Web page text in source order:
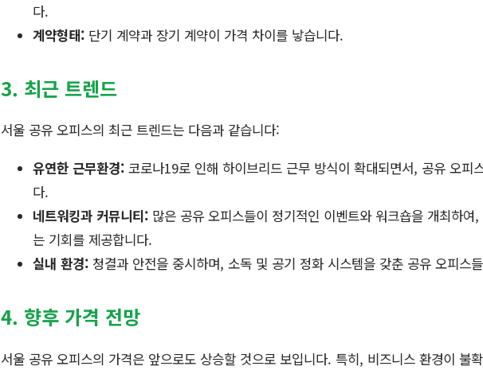
다.
계약형태: 단기 계약과 장기 계약이 가격 차이를 낳습니다.
3. 최근 트렌드
서울 공유 오피스의 최근 트렌드는 다음과 같습니다:
유연한 근무환경: 코로나19로 인해 하이브리드 근무 방식이 확대되면서, 공유 오피
다.
네트워킹과 커뮤니티: 많은 공유 오피스들이 정기적인 이벤트와 워크숍을 개최하
는 기회를 제공합니다.
실내 환경: 청결과 안전을 중시하며, 소독 및 공기 정화 시스템을 갖춘 공유 오피스
4. 향후 가격 전망
서울 공유 오피스의 가격은 앞으로도 상승할 것으로 보입니다. 특히, 비즈니스 환경이 불